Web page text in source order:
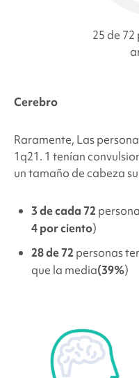
25 de
Cerebro
Raramente, Las
1q21. 1 tenían
un tamaño de cabeza
3 de cada 72
4 por ciento)
28 de 72 personas
que la media(39%)